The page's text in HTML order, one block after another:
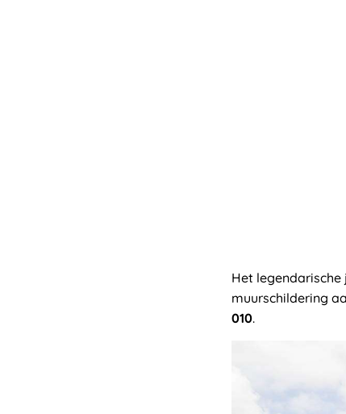
Het
muurschildering
010.